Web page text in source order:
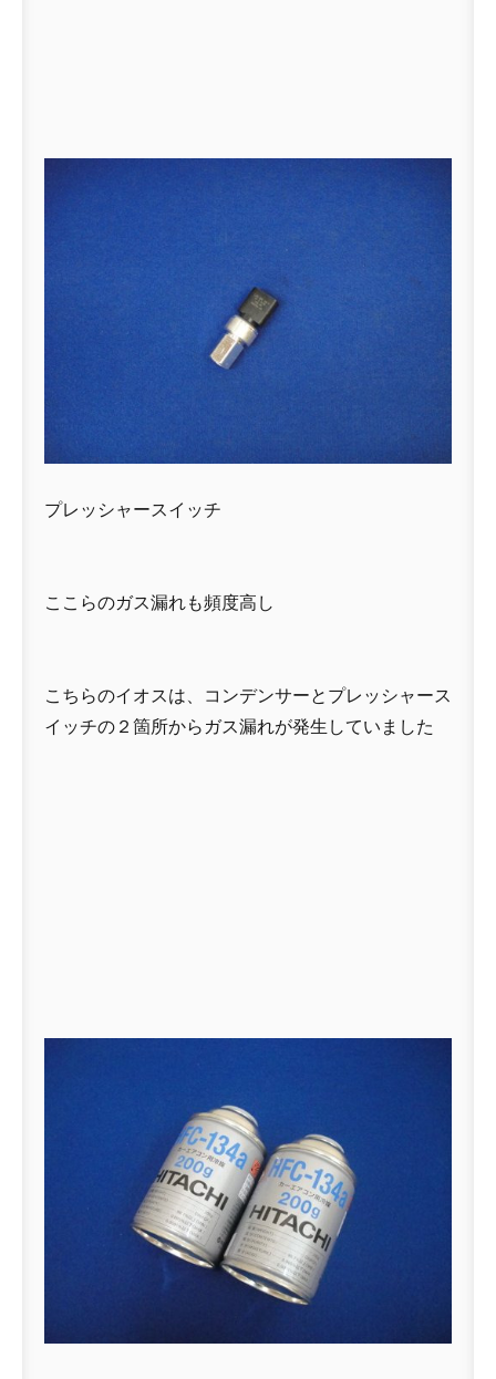
プレッシャースイッチ
ここらのガス漏れも頻度高し
こちらのイオスは、コンデンサーとプレッシャース
イッチの２箇所からガス漏れが発生していました